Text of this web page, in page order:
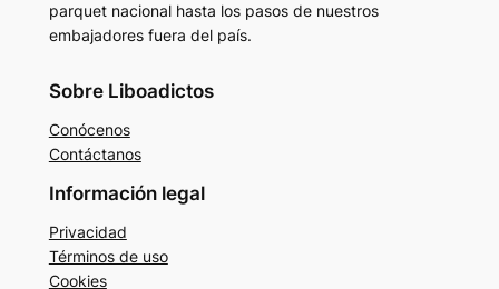
parquet nacional hasta los pasos de nuestros
embajadores fuera del país.
Sobre Liboadictos
Conócenos
Contáctanos
Información legal
Privacidad
Términos de uso
Cookies